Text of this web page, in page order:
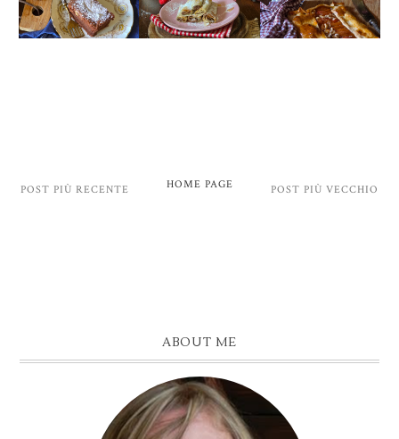
POST PIÙ RECENTE POST PIÙ VECCHIO
HOME PAGE
ABOUT ME